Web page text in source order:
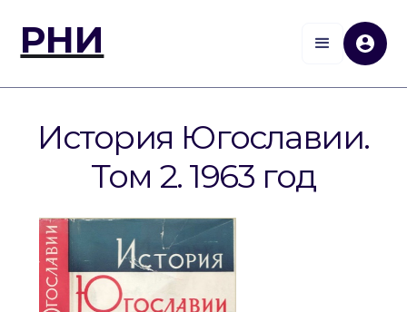
РНИ
История Югославии.
Том 2. 1963 год